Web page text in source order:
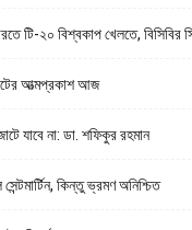
টি-২০ বিশ্বকাপ খেলতে, বিসিবির
আত্মপ্রকাশ আজ
যাবে না: ডা. শফিকুর রহমান
কিন্তু ভ্রমণ অনিশ্চিত